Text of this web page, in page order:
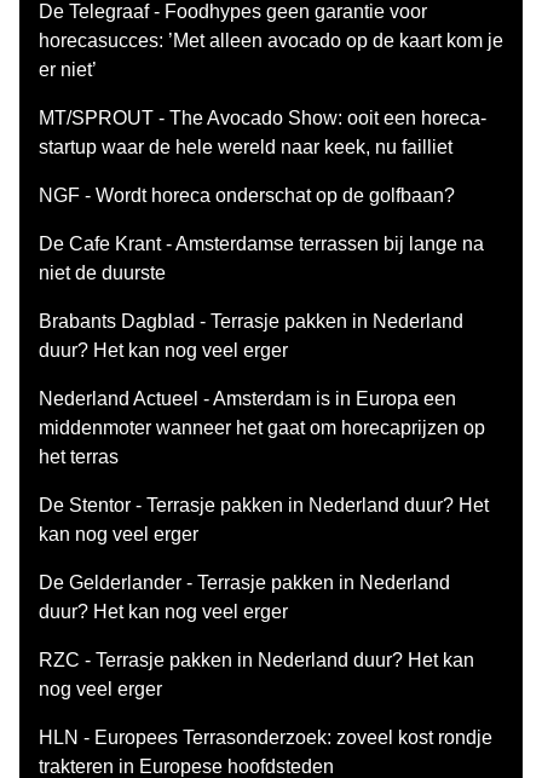
De Telegraaf - Foodhypes geen garantie voor
horecasucces: ’Met alleen avocado op de kaart kom je
er niet’
MT/SPROUT - The Avocado Show: ooit een horeca-
startup waar de hele wereld naar keek, nu failliet
NGF - Wordt horeca onderschat op de golfbaan?
De Cafe Krant - Amsterdamse terrassen bij lange na
niet de duurste
Brabants Dagblad - Terrasje pakken in Nederland
duur? Het kan nog veel erger
Nederland Actueel - Amsterdam is in Europa een
middenmoter wanneer het gaat om horecaprijzen op
het terras
De Stentor - Terrasje pakken in Nederland duur? Het
kan nog veel erger
De Gelderlander - Terrasje pakken in Nederland
duur? Het kan nog veel erger
RZC - Terrasje pakken in Nederland duur? Het kan
nog veel erger
HLN - Europees Terrasonderzoek: zoveel kost rondje
trakteren in Europese hoofdsteden